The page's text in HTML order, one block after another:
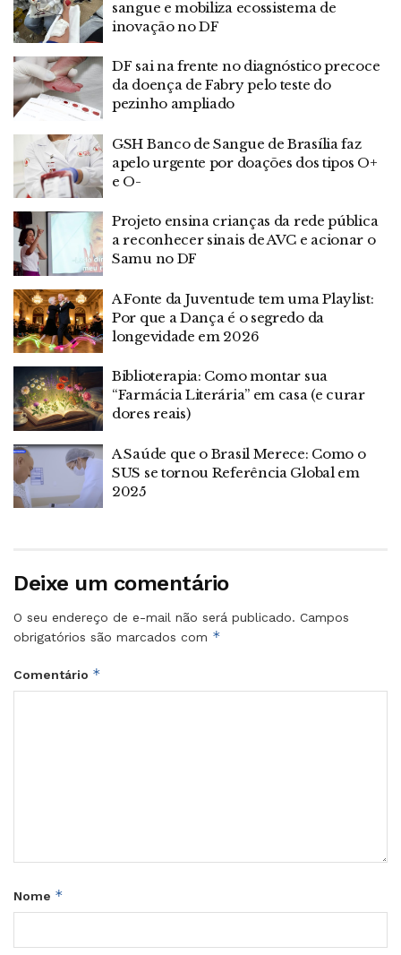
sangue e mobiliza ecossistema de
inovação no DF
DF sai na frente no diagnóstico precoce
da doença de Fabry pelo teste do
pezinho ampliado
GSH Banco de Sangue de Brasília faz
apelo urgente por doações dos tipos O+
e O-
Projeto ensina crianças da rede pública
a reconhecer sinais de AVC e acionar o
Samu no DF
A Fonte da Juventude tem uma Playlist:
Por que a Dança é o segredo da
longevidade em 2026
Biblioterapia: Como montar sua
“Farmácia Literária” em casa (e curar
dores reais)
A Saúde que o Brasil Merece: Como o
SUS se tornou Referência Global em
2025
Deixe um comentário
O seu endereço de e-mail não será publicado. Campos
obrigatórios são marcados com *
Comentário *
Nome *